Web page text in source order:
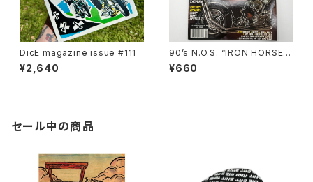
DicE magazine issue #111
¥2,640
90’s N.O.S. “IRON HORSE”
magazine #150(Apr.’93 iss
ue)
¥660
セール中の商品